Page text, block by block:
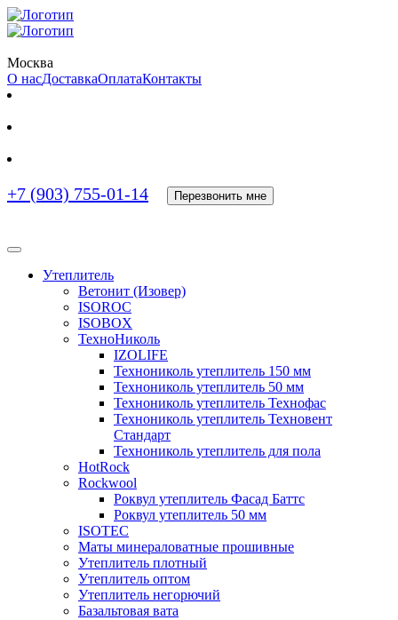
Москва
О насДоставкаОплатаКонтакты
+7 (903) 755-01-14 Перезвонить мне
Утеплитель
Ветонит (Изовер)
ISOROC
ISOBOX
ТехноНиколь
IZOLIFE
Технониколь утеплитель 150 мм
Технониколь утеплитель 50 мм
Технониколь утеплитель Технофас
Технониколь утеплитель Техновент
Стандарт
Технониколь утеплитель для пола
HotRock
Rockwool
Роквул утеплитель Фасад Баттс
Роквул утеплитель 50 мм
ISOTEC
Маты минераловатные прошивные
Утеплитель плотный
Утеплитель оптом
Утеплитель негорючий
Базальтовая вата